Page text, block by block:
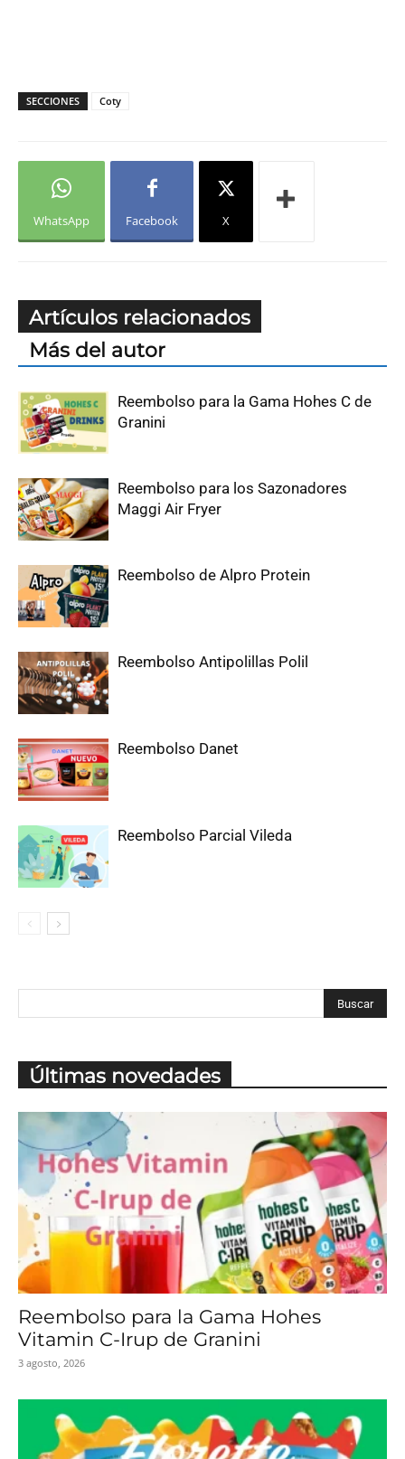
SECCIONES Coty
WhatsApp Facebook X
Artículos relacionados
Más del autor
Reembolso para la Gama Hohes C de
Granini
Reembolso para los Sazonadores
Maggi Air Fryer
Reembolso de Alpro Protein
Reembolso Antipolillas Polil
Reembolso Danet
Reembolso Parcial Vileda
Últimas novedades
Reembolso para la Gama Hohes
Vitamin C-Irup de Granini
3 agosto, 2026